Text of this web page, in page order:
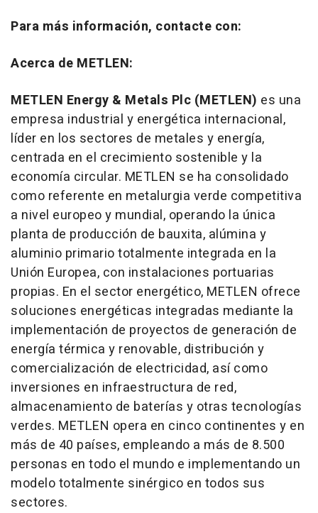
Para más información, contacte con:
Acerca de METLEN:
METLEN Energy & Metals Plc (METLEN) es una
empresa industrial y energética internacional,
líder en los sectores de metales y energía,
centrada en el crecimiento sostenible y la
economía circular. METLEN se ha consolidado
como referente en metalurgia verde competitiva
a nivel europeo y mundial, operando la única
planta de producción de bauxita, alúmina y
aluminio primario totalmente integrada en la
Unión Europea, con instalaciones portuarias
propias. En el sector energético, METLEN ofrece
soluciones energéticas integradas mediante la
implementación de proyectos de generación de
energía térmica y renovable, distribución y
comercialización de electricidad, así como
inversiones en infraestructura de red,
almacenamiento de baterías y otras tecnologías
verdes. METLEN opera en cinco continentes y en
más de 40 países, empleando a más de 8.500
personas en todo el mundo e implementando un
modelo totalmente sinérgico en todos sus
sectores.